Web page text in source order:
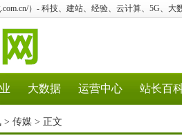
）- 科技、建站、经验、云计算、5G、大
大数据 运营中心 站长百
> 传媒 > 正文